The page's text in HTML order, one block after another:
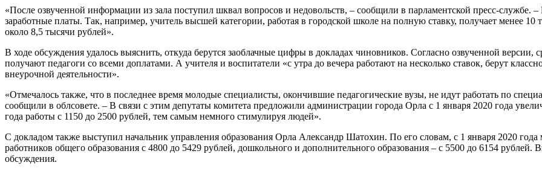
«После озвученной информации из зала поступил шквал вопросов и недовольств, – сообщили в парламентской пресс-службе.
заработные платы. Так, например, учитель высшей категории, работая в городской школе на полную ставку, получает менее 10
около 8,5 тысячи рублей».
В ходе обсуждения удалось выяснить, откуда берутся заоблачные цифры в докладах чиновников. Согласно озвученной версии,
получают педагоги со всеми доплатами. А учителя и воспитатели «с утра до вечера работают на несколько ставок, берут
внеурочной деятельности».
«Отмечалось также, что в последнее время молодые специалисты, окончившие педагогические вузы, не идут работать по
сообщили в облсовете. – В связи с этим депутаты комитета предложили администрации города Орла с 1 января 2020 года
года работы с 1150 до 2500 рублей, тем самым немного стимулируя людей».
С докладом также выступил начальник управления образования Орла Александр Шатохин. По его словам, с 1 января 2020 года
работников общего образования с 4800 до 5429 рублей, дошкольного и дополнительного образования – с 5500 до 6154 рублей.
обсуждения.